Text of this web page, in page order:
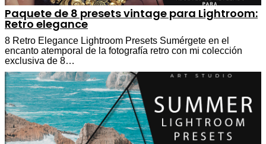
Paquete de 8 presets vintage para Lightroom:
Retro elegance
8 Retro Elegance Lightroom Presets Sumérgete en el
encanto atemporal de la fotografía retro con mi colección
exclusiva de 8…